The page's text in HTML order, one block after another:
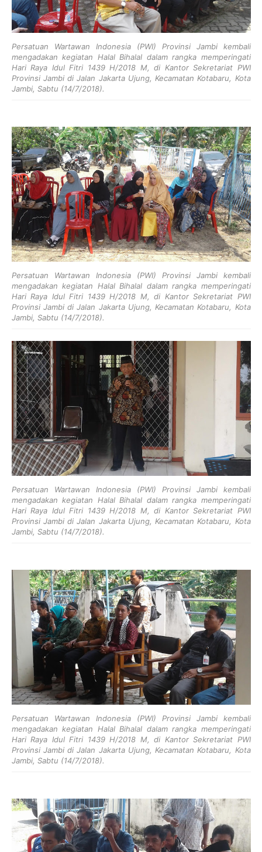
Persatuan Wartawan Indonesia (PWI) Provinsi Jambi kembali
mengadakan kegiatan Halal Bihalal dalam rangka memperingati
Hari Raya Idul Fitri 1439 H/2018 M, di Kantor Sekretariat PWI
Provinsi Jambi di Jalan Jakarta Ujung, Kecamatan Kotabaru, Kota
Jambi, Sabtu (14/7/2018).
Persatuan Wartawan Indonesia (PWI) Provinsi Jambi kembali
mengadakan kegiatan Halal Bihalal dalam rangka memperingati
Hari Raya Idul Fitri 1439 H/2018 M, di Kantor Sekretariat PWI
Provinsi Jambi di Jalan Jakarta Ujung, Kecamatan Kotabaru, Kota
Jambi, Sabtu (14/7/2018).
Persatuan Wartawan Indonesia (PWI) Provinsi Jambi kembali
mengadakan kegiatan Halal Bihalal dalam rangka memperingati
Hari Raya Idul Fitri 1439 H/2018 M, di Kantor Sekretariat PWI
Provinsi Jambi di Jalan Jakarta Ujung, Kecamatan Kotabaru, Kota
Jambi, Sabtu (14/7/2018).
Persatuan Wartawan Indonesia (PWI) Provinsi Jambi kembali
mengadakan kegiatan Halal Bihalal dalam rangka memperingati
Hari Raya Idul Fitri 1439 H/2018 M, di Kantor Sekretariat PWI
Provinsi Jambi di Jalan Jakarta Ujung, Kecamatan Kotabaru, Kota
Jambi, Sabtu (14/7/2018).